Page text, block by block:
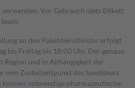
Vor Gebrauch stets Etikett
an den Paketdienstleister erfolgt
bis Freitag bis 18:00 Uhr. Der genaue
Region und in Abhängigkeit der
Zustellzeitpunkt des Spediteurs
notwendige pharmazeutische